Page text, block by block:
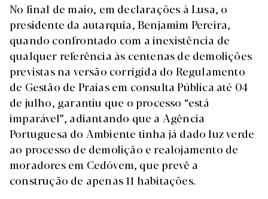
No final de maio, em declarações à Lusa, o
presidente da autarquia, Benjamim Pereira,
quando confrontado com a inexistência de
qualquer referência às centenas de demolições
previstas na versão corrigida do Regulamento
de Gestão de Praias em consulta Pública até 04
de julho, garantiu que o processo “está
imparável”, adiantando que a Agência
Portuguesa do Ambiente tinha já dado luz verde
ao processo de demolição e realojamento de
moradores em Cedóvem, que prevê a
construção de apenas 11 habitações.